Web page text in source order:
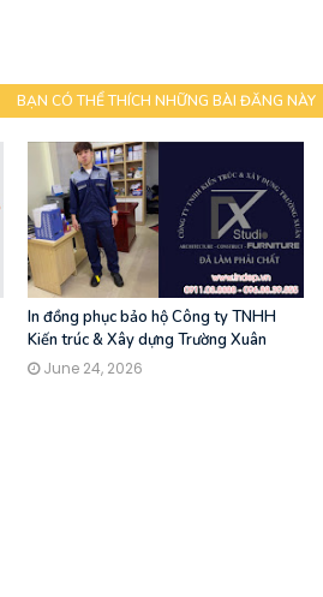
BẠN CÓ THỂ THÍCH NHỮNG BÀI ĐĂNG NÀY
In đồng phục bảo hộ Công ty TNHH
Kiến trúc & Xây dựng Trường Xuân
June 24, 2026